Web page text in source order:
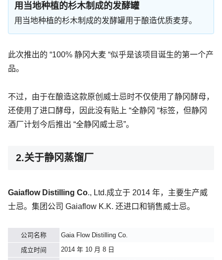
用当地种植的杉木制成的发酵罐
用当地种植的杉木制成的发酵罐用于酿造优质麦芽。
此次推出的 “100% 静冈大麦 “似乎是该项目诞生的第一个产
品。
不过，由于在酿造这款原创威士忌时不仅使用了静冈酵母，
还使用了进口酵母，因此没有贴上 “全静冈 “标签，但静冈
酒厂计划今后推出 “全静冈威士忌”。
2.关于静冈蒸馏厂
Gaiaflow Distilling Co., Ltd.成立于 2014 年，主要生产威
士忌。集团公司 Gaiaflow K.K. 还进口和销售威士忌。
公司名称
Gaia Flow Distilling Co.
成立时间
2014 年 10 月 8 日